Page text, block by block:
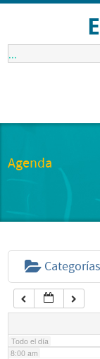
...
Agenda
Categorías
Todo el día
1:00 am
6:00 am
7:00 am
8:00 am